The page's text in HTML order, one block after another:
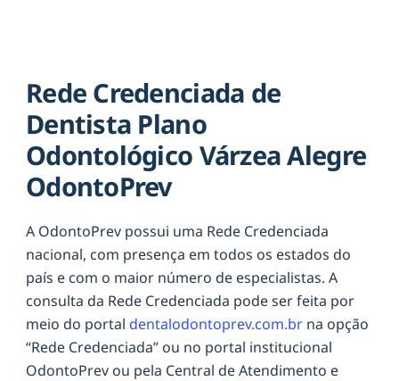
Rede Credenciada de
Dentista Plano
Odontológico Várzea Alegre
OdontoPrev
A OdontoPrev possui uma Rede Credenciada
nacional, com presença em todos os estados do
país e com o maior número de especialistas. A
consulta da Rede Credenciada pode ser feita por
meio do portal dentalodontoprev.com.br na opção
“Rede Credenciada” ou no portal institucional
OdontoPrev ou pela Central de Atendimento e